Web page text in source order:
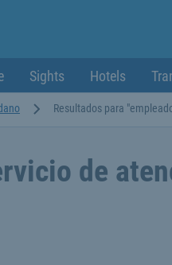
Sights Hotels
Resultados para
de